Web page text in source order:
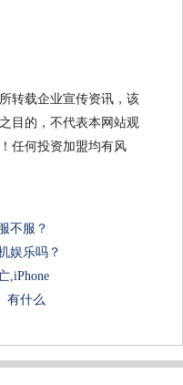
转载企业宣传资讯，该
目的，不代表本网站观
任何投资加盟均有风
不服？
娱乐吗？
,iPhone
有什么